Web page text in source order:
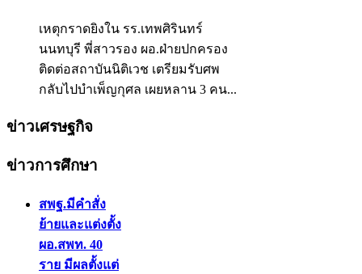
เหตุกราดยิงใน รร.เทพศิรินทร์
นนทบุรี พี่สาวรอง ผอ.ฝ่ายปกครอง
ติดต่อสถาบันนิติเวช เตรียมรับศพ
กลับไปบำเพ็ญกุศล เผยหลาน 3 คน...
ข่าวเศรษฐกิจ
ข่าวการศึกษา
สพฐ.มีคำสั่ง
ย้ายและแต่งตั้ง
ผอ.สพท. 40
ราย มีผลตั้งแต่